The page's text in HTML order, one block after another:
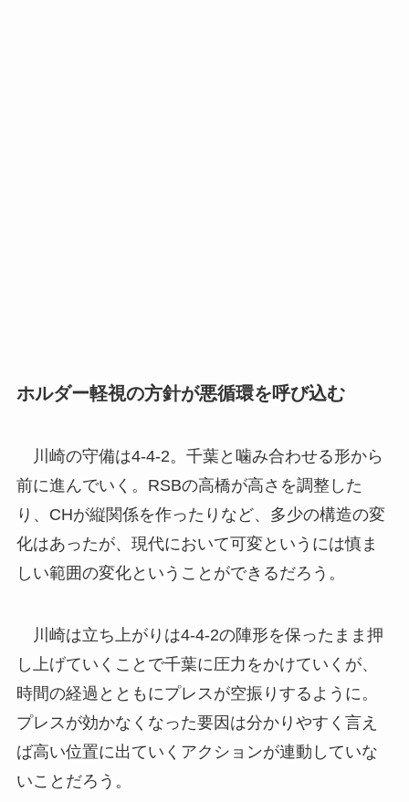
ホルダー軽視の方針が悪循環を呼び込む
川崎の守備は4-4-2。千葉と噛み合わせる形から
前に進んでいく。RSBの高橋が高さを調整した
り、CHが縦関係を作ったりなど、多少の構造の変
化はあったが、現代において可変というには慎ま
しい範囲の変化ということができるだろう。
川崎は立ち上がりは4-4-2の陣形を保ったまま押
し上げていくことで千葉に圧力をかけていくが、
時間の経過とともにプレスが空振りするように。
プレスが効かなくなった要因は分かりやすく言え
ば高い位置に出ていくアクションが連動していな
いことだろう。